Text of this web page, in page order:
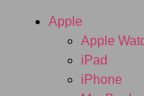
Apple
Apple
iPad
iPhone